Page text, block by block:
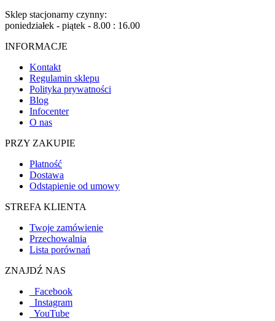
Sklep stacjonarny czynny:
poniedziałek - piątek - 8.00 : 16.00
INFORMACJE
Kontakt
Regulamin sklepu
Polityka prywatności
Blog
Infocenter
O nas
PRZY ZAKUPIE
Płatność
Dostawa
Odstąpienie od umowy
STREFA KLIENTA
Twoje zamówienie
Przechowalnia
Lista porównań
ZNAJDŹ NAS
Facebook
Instagram
YouTube